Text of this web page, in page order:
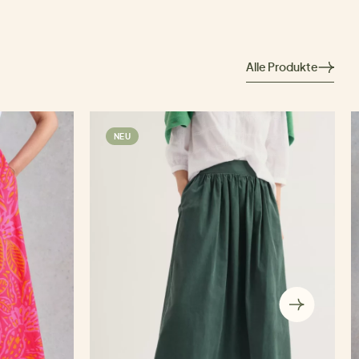
Alle Produkte
NEU